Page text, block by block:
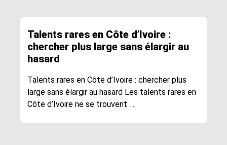
Talents rares en Côte d’Ivoire :
chercher plus large sans élargir au
hasard
Talents rares en Côte d’Ivoire : chercher plus
large sans élargir au hasard Les talents rares en
Côte d’Ivoire ne se trouvent …